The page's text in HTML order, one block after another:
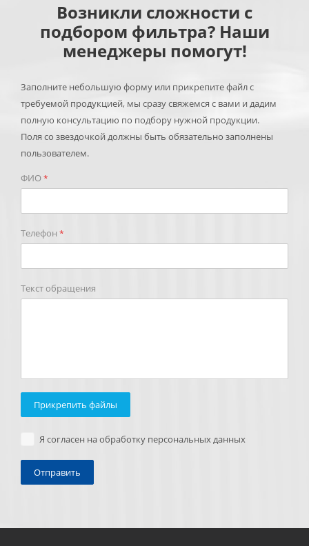
Возникли сложности с
подбором фильтра? Наши
менеджеры помогут!
Заполните небольшую форму или прикрепите файл с
требуемой продукцией, мы сразу свяжемся с вами и дадим
полную консультацию по подбору нужной продукции.
Поля со звездочкой должны быть обязательно заполнены
пользователем.
ФИО*
Телефон *
Текст обращения
Прикрепить файлы
Я согласен на обработку персональных данных